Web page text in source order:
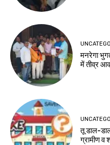
मनरेगा
में तीव्र
तू डाल-
ग्रामीण व